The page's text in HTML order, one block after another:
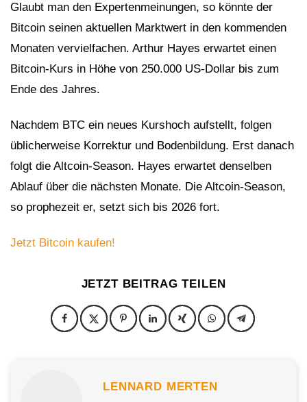
Glaubt man den Expertenmeinungen, so könnte der
Bitcoin seinen aktuellen Marktwert in den kommenden
Monaten vervielfachen. Arthur Hayes erwartet einen
Bitcoin-Kurs in Höhe von 250.000 US-Dollar bis zum
Ende des Jahres.
Nachdem BTC ein neues Kurshoch aufstellt, folgen
üblicherweise Korrektur und Bodenbildung. Erst danach
folgt die Altcoin-Season. Hayes erwartet denselben
Ablauf über die nächsten Monate. Die Altcoin-Season,
so prophezeit er, setzt sich bis 2026 fort.
Jetzt Bitcoin kaufen!
JETZT BEITRAG TEILEN
LENNARD MERTEN